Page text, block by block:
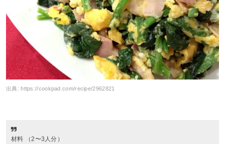
出典: https://cookpad.com/recipe/2962821
材料 （2〜3人分）